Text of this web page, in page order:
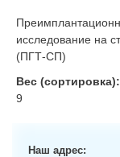
исследование на
(ПГТ-СП)
Вес (сортировка):
9
Наш адрес: